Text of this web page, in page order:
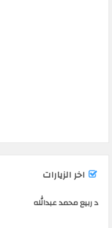
اخر الزيارات
د ربيع محمد عبدالله